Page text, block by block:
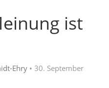
ist
Ehry • 30. September